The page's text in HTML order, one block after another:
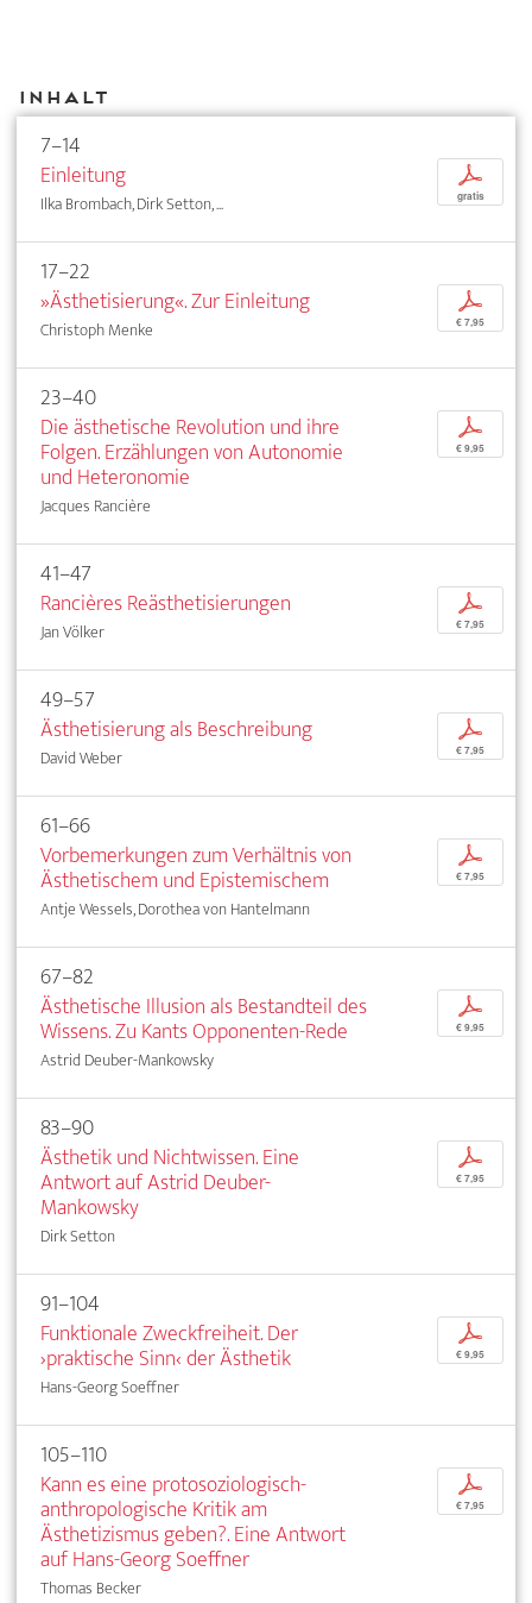
Inhalt
7–14
Einleitung
Ilka Brombach, Dirk Setton, ...
p
gratis
17–22
»Ästhetisierung«. Zur Einleitung
Christoph Menke
p
€ 7,95
23–40
Die ästhetische Revolution und ihre
Folgen. Erzählungen von Autonomie
und Heteronomie
Jacques Rancière
p
€ 9,95
41–47
Rancières Reästhetisierungen
Jan Völker
p
€ 7,95
49–57
Ästhetisierung als Beschreibung
David Weber
p
€ 7,95
61–66
Vorbemerkungen zum Verhältnis von
Ästhetischem und Epistemischem
Antje Wessels, Dorothea von Hantelmann
p
€ 7,95
67–82
Ästhetische Illusion als Bestandteil des
Wissens. Zu Kants Opponenten-Rede
Astrid Deuber-Mankowsky
p
€ 9,95
83–90
Ästhetik und Nichtwissen. Eine
Antwort auf Astrid Deuber-
Mankowsky
Dirk Setton
p
€ 7,95
91–104
Funktionale Zweckfreiheit. Der
›praktische Sinn‹ der Ästhetik
Hans-Georg Soeffner
p
€ 9,95
105–110
Kann es eine protosoziologisch-
anthropologische Kritik am
Ästhetizismus geben?. Eine Antwort
auf Hans-Georg Soeffner
Thomas Becker
p
€ 7,95